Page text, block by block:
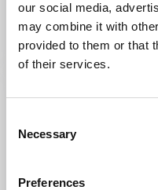
our social media,
may combine it with
provided to them or that
of their services.
Selection
Necessary
Preferences
Här finns wc, gräs,
från berget.
Läs mer